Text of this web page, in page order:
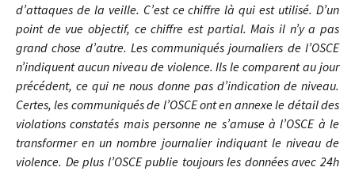
d’attaques de la veille. C’est ce chiffre là qui est utilisé. D’un
point de vue objectif, ce chiffre est partial. Mais il n’y a pas
grand chose d’autre. Les communiqués journaliers de l’OSCE
n’indiquent aucun niveau de violence. Ils le comparent au jour
précédent, ce qui ne nous donne pas d’indication de niveau.
Certes, les communiqués de l’OSCE ont en annexe le détail des
violations constatés mais personne ne s’amuse à l’OSCE à le
transformer en un nombre journalier indiquant le niveau de
violence. De plus l’OSCE publie toujours les données avec 24h